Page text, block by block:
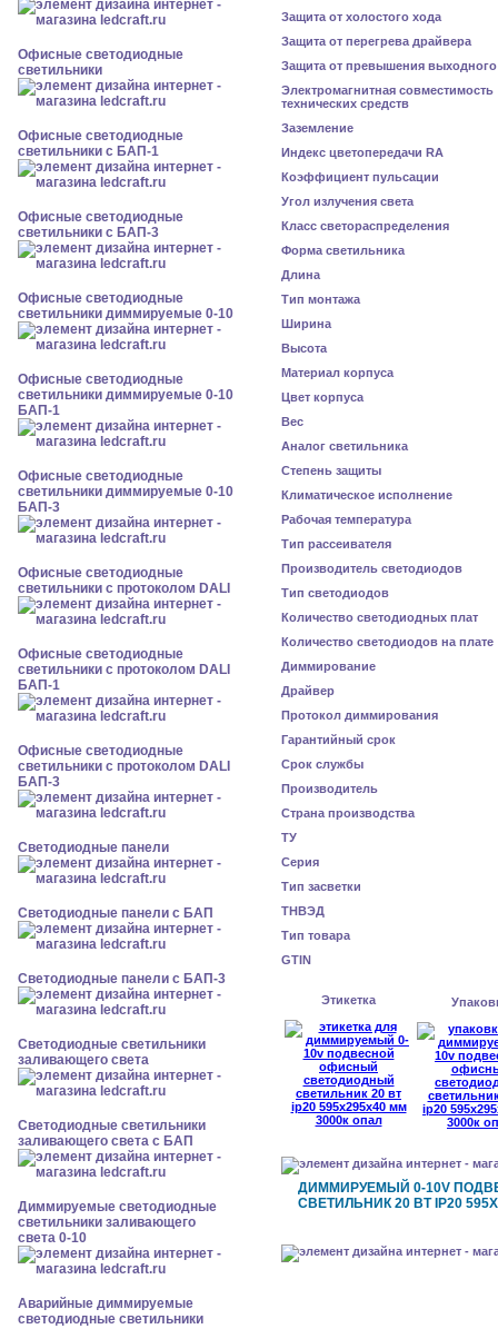
Офисные светодиодные
светильники
Офисные светодиодные
светильники с БАП-1
Офисные светодиодные
светильники с БАП-3
Офисные светодиодные
светильники диммируемые 0-10
Офисные светодиодные
светильники диммируемые 0-10
БАП-1
Офисные светодиодные
светильники диммируемые 0-10
БАП-3
Офисные светодиодные
светильники с протоколом DALI
Офисные светодиодные
светильники с протоколом DALI
БАП-1
Офисные светодиодные
светильники с протоколом DALI
БАП-3
Cветодиодные панели
Cветодиодные панели с БАП
Cветодиодные панели с БАП-3
Светодиодные светильники
заливающего света
Светодиодные светильники
заливающего света с БАП
Диммируемые светодиодные
светильники заливающего
света 0-10
Аварийные диммируемые
светодиодные светильники
Защита от холостого хода
Защита от перегрева драйвера
Защита от превышения
Электромагнитная совместимость
технических средств
Заземление
Индекс цветопередачи RA
Коэффициент пульсации
Угол излучения света
Класс светораспределения
Форма светильника
Длина
Тип монтажа
Ширина
Высота
Материал корпуса
Цвет корпуса
Вес
Аналог светильника
Степень защиты
Климатическое исполнение
Рабочая температура
Тип рассеивателя
Производитель светодиодов
Тип светодиодов
Количество светодиодных плат
Количество светодиодов на плате
Диммирование
Драйвер
Протокол диммирования
Гарантийный срок
Срок службы
Производитель
Страна производства
ТУ
Серия
Тип засветки
ТНВЭД
Тип товара
GTIN
Этикетка
ДИММИРУЕМЫЙ 0-10V
СВЕТИЛЬНИК 20 ВТ IP20